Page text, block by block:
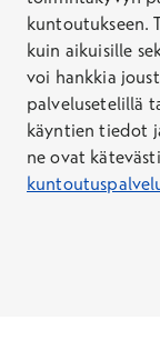
kuntoutukseen.
kuin aikuisille
voi hankkia
palvelusetelillä
käyntien tiedot
ne ovat